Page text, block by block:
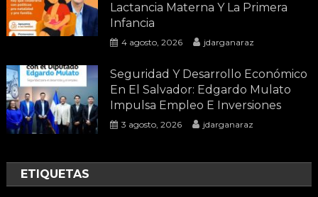
Lactancia Materna Y La Primera
Infancia
4 agosto, 2026 jdarganaraz
Seguridad Y Desarrollo Económico
En El Salvador: Edgardo Mulato
Impulsa Empleo E Inversiones
3 agosto, 2026 jdarganaraz
ETIQUETAS